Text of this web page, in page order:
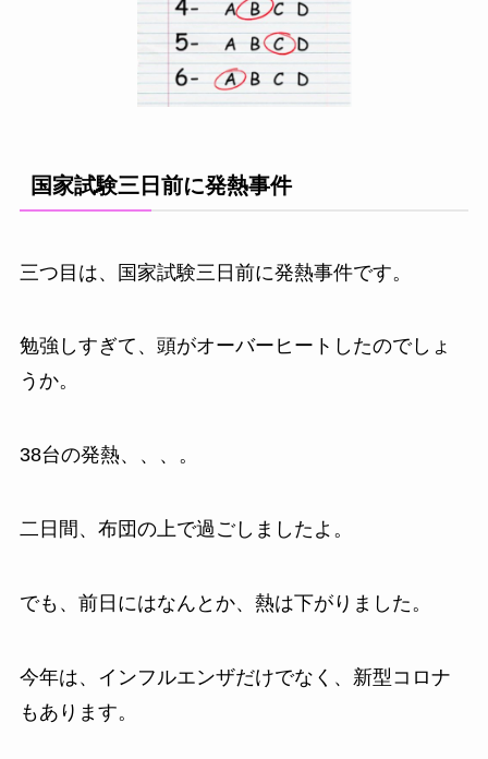
国家試験三日前に発熱事件
三つ目は、国家試験三日前に発熱事件です。
勉強しすぎて、頭がオーバーヒートしたのでしょ
うか。
38台の発熱、、、。
二日間、布団の上で過ごしましたよ。
でも、前日にはなんとか、熱は下がりました。
今年は、インフルエンザだけでなく、新型コロナ
もあります。